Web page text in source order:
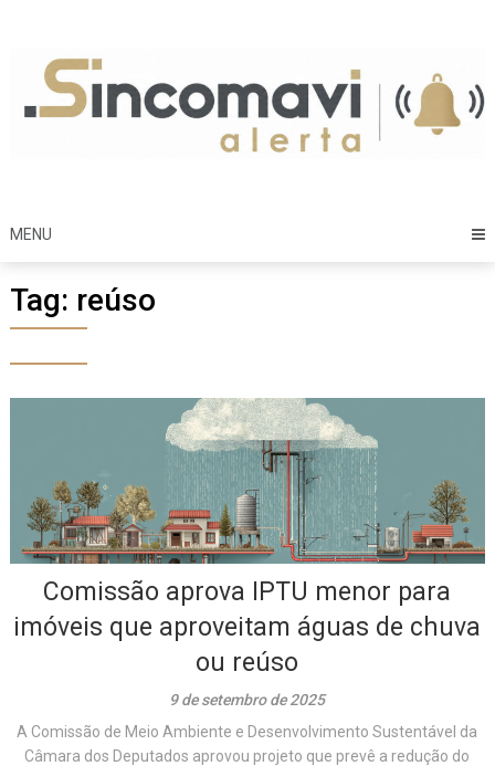
content
MENU
Tag: reúso
Comissão aprova IPTU menor para
imóveis que aproveitam águas de chuva
ou reúso
9 de setembro de 2025
A Comissão de Meio Ambiente e Desenvolvimento Sustentável da
Câmara dos Deputados aprovou projeto que prevê a redução do